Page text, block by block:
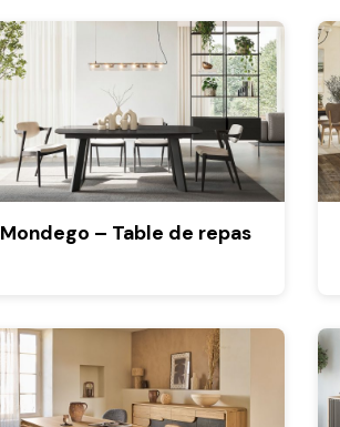
Mondego – Table de repas